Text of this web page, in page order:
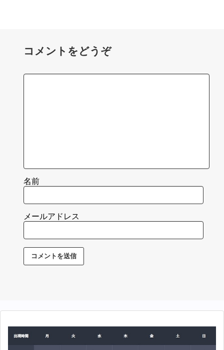
コメントをどうぞ
名前
メールアドレス